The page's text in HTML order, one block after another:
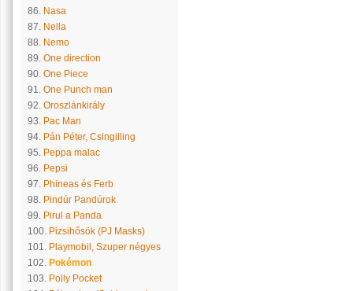
86. Nasa
87. Nella
88. Nemo
89. One direction
90. One Piece
91. One Punch man
92. Oroszlánkirály
93. Pac Man
94. Pán Péter, Csingilling
95. Peppa malac
96. Pepsi
97. Phineas és Ferb
98. Pindúr Pandúrok
99. Pirul a Panda
100. Pizsihősök (PJ Masks)
101. Playmobil, Szuper négyes
102. Pokémon
103. Polly Pocket